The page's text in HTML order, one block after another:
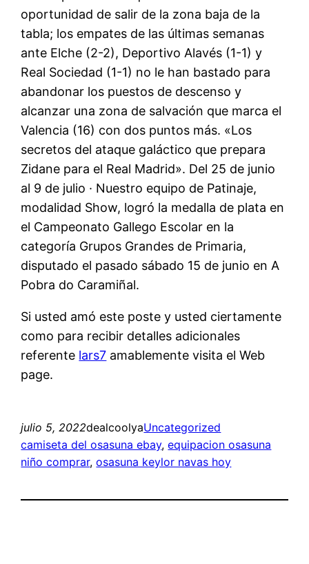
oportunidad de salir de la zona baja de la
tabla; los empates de las últimas semanas
ante Elche (2-2), Deportivo Alavés (1-1) y
Real Sociedad (1-1) no le han bastado para
abandonar los puestos de descenso y
alcanzar una zona de salvación que marca el
Valencia (16) con dos puntos más. «Los
secretos del ataque galáctico que prepara
Zidane para el Real Madrid». Del 25 de junio
al 9 de julio · Nuestro equipo de Patinaje,
modalidad Show, logró la medalla de plata en
el Campeonato Gallego Escolar en la
categoría Grupos Grandes de Primaria,
disputado el pasado sábado 15 de junio en A
Pobra do Caramiñal.
Si usted amó este poste y usted ciertamente
como para recibir detalles adicionales
referente lars7 amablemente visita el Web
page.
julio 5, 2022dealcoolyaUncategorized
camiseta del osasuna ebay, equipacion osasuna
niño comprar, osasuna keylor navas hoy